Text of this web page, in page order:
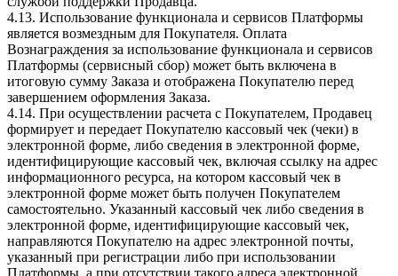
4.13. Использование функционала и сервисов Платформы
является возмездным для Покупателя. Оплата
Вознаграждения за использование функционала и сервисов
Платформы (сервисный сбор) может быть включена в
итоговую сумму Заказа и отображена Покупателю перед
завершением оформления Заказа.
4.14. При осуществлении расчета с Покупателем, Продавец
формирует и передает Покупателю кассовый чек (чеки) в
электронной форме, либо сведения в электронной форме,
идентифицирующие кассовый чек, включая ссылку на адрес
информационного ресурса, на котором кассовый чек в
электронной форме может быть получен Покупателем
самостоятельно. Указанный кассовый чек либо сведения в
электронной форме, идентифицирующие кассовый чек,
направляются Покупателю на адрес электронной почты,
указанный при регистрации либо при использовании
Платформы, а при отсутствии такого адреса электронной